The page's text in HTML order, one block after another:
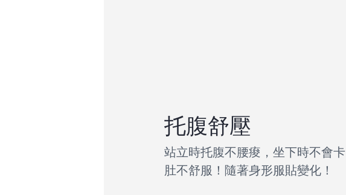
托腹舒壓
站立時托腹不腰痠，坐下時不會卡
肚不舒服！隨著身形服貼變化！